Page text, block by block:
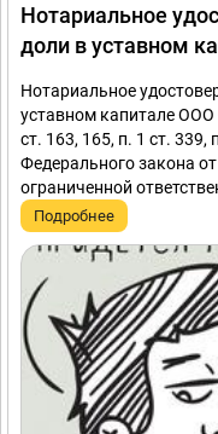
Нотариальное
доли в уставном
Нотариальное
уставном капитале
ст. 163, 165, п. 1 ст. 339,
Федерального закона
ограниченной
Подробнее